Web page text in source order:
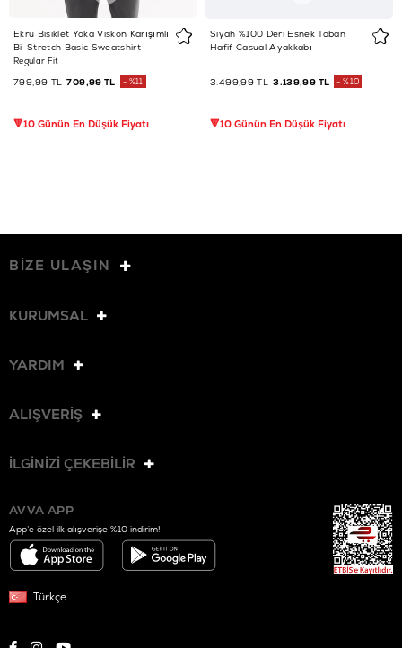
Ekru Bisiklet Yaka Viskon Karışımlı
Bi-Stretch Basic Sweatshirt
Regular Fit
709,99 TL
799,99 TL %11
🔻10 Günün En Düşük Fiyatı
Siyah %100 Deri Esnek Taban
Hafif Casual Ayakkabı
3.139,99 TL
3.499,99 TL %10
🔻10 Günün En Düşük Fiyatı
BİZE ULAŞIN
KURUMSAL
YARDIM
ALIŞVERİŞ
İLGİNİZİ ÇEKEBİLİR
AVVA APP
App’e özel ilk alışverişe %10 indirim!
Türkçe